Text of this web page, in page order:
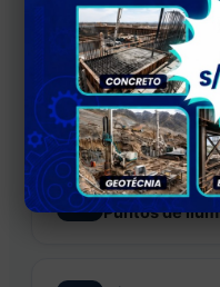
Aspectos Generales
Normativas
Componentes de
02
MÓDULO 2
Puntos de
Instalación de